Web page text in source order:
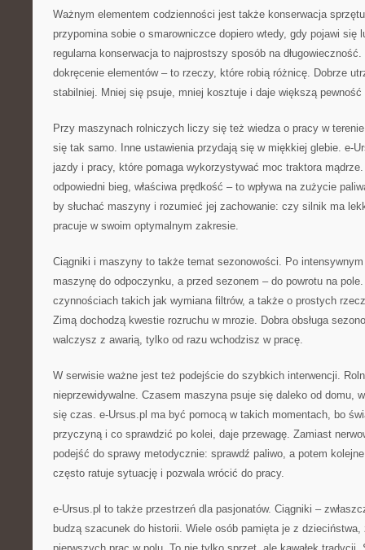
Ważnym elementem codzienności jest także konserwacja
przypomina sobie o smarowniczce dopiero wtedy, gdy pojawi się
regularna konserwacja to najprostszy sposób na
dokręcenie elementów – to rzeczy, które robią różnicę. Dobrze
stabilniej. Mniej się psuje, mniej kosztuje i daje większą pewność
Przy maszynach rolniczych liczy się też wiedza o pracy w
się tak samo. Inne ustawienia przydają się w miękkiej glebie. e-
jazdy i pracy, które pomaga wykorzystywać moc traktora mądrze.
odpowiedni bieg, właściwa prędkość – to wpływa na zużycie
by słuchać maszyny i rozumieć jej zachowanie: czy silnik ma
pracuje w swoim optymalnym zakresie.
Ciągniki i maszyny to także temat sezonowości. Po
maszynę do odpoczynku, a przed sezonem – do powrotu na
czynnościach takich jak wymiana filtrów, a także o prostych
Zimą dochodzą kwestie rozruchu w mrozie. Dobra obsługa
walczysz z awarią, tylko od razu wchodzisz w pracę.
W serwisie ważne jest też podejście do szybkich interwencji.
nieprzewidywalne. Czasem maszyna psuje się daleko od domu,
się czas. e-Ursus.pl ma być pomocą w takich momentach, bo
przyczyną i co sprawdzić po kolei, daje przewagę. Zamiast
podejść do sprawy metodycznie: sprawdź paliwo, a potem
często ratuje sytuację i pozwala wrócić do pracy.
e-Ursus.pl to także przestrzeń dla pasjonatów. Ciągniki –
budzą szacunek do historii. Wiele osób pamięta je z